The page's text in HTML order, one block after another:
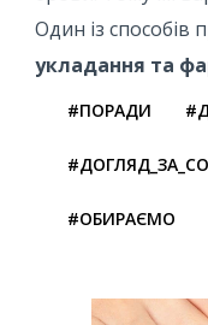
Один із способів
укладання та
#ПОРАДИ
#ОБИРАЄМО